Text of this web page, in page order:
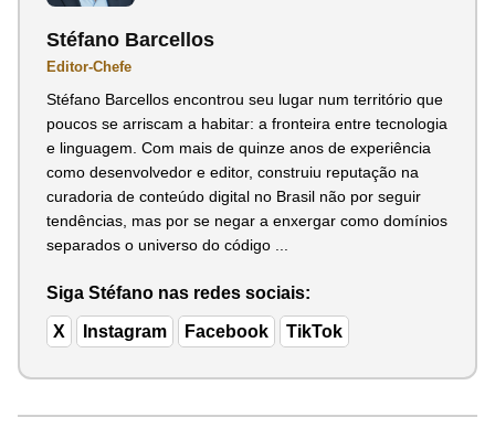
Stéfano Barcellos
Editor-Chefe
Stéfano Barcellos encontrou seu lugar num território que
poucos se arriscam a habitar: a fronteira entre tecnologia
e linguagem. Com mais de quinze anos de experiência
como desenvolvedor e editor, construiu reputação na
curadoria de conteúdo digital no Brasil não por seguir
tendências, mas por se negar a enxergar como domínios
separados o universo do código ...
Siga Stéfano nas redes sociais:
X Instagram Facebook TikTok